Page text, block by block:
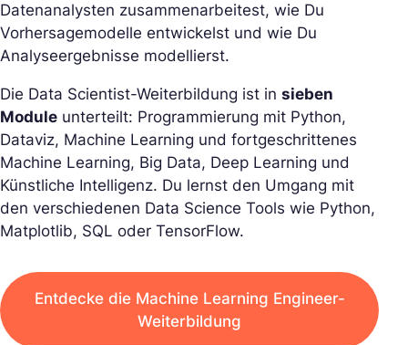
Datenanalysten zusammenarbeitest, wie Du
Vorhersagemodelle entwickelst und wie Du
Analyseergebnisse modellierst.
Die Data Scientist-Weiterbildung ist in sieben
Module unterteilt: Programmierung mit Python,
Dataviz, Machine Learning und fortgeschrittenes
Machine Learning, Big Data, Deep Learning und
Künstliche Intelligenz. Du lernst den Umgang mit
den verschiedenen Data Science Tools wie Python,
Matplotlib, SQL oder TensorFlow.
Entdecke die Machine Learning Engineer-
Weiterbildung